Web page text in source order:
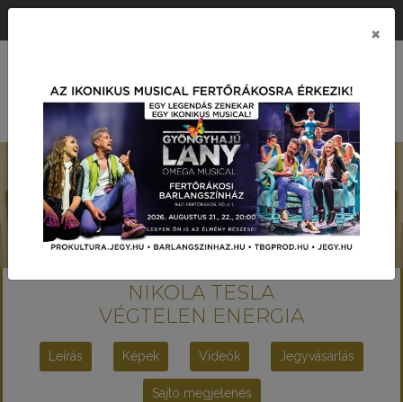
MENÜ
NIKOLA TESLA
VÉGTELEN ENERGIA
Leírás Képek Videók Jegyvásárlás
Sajtó megjelenés
×